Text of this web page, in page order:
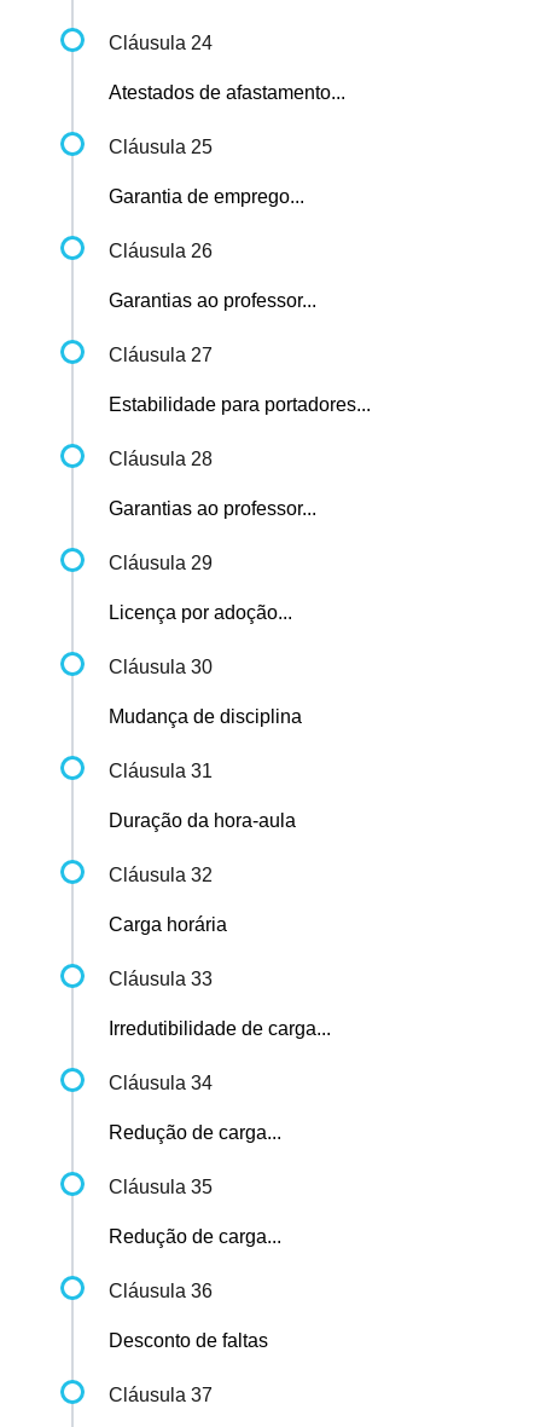
Cláusula 24
Atestados de afastamento...
Cláusula 25
Garantia de emprego...
Cláusula 26
Garantias ao professor...
Cláusula 27
Estabilidade para portadores...
Cláusula 28
Garantias ao professor...
Cláusula 29
Licença por adoção...
Cláusula 30
Mudança de disciplina
Cláusula 31
Duração da hora-aula
Cláusula 32
Carga horária
Cláusula 33
Irredutibilidade de carga...
Cláusula 34
Redução de carga...
Cláusula 35
Redução de carga...
Cláusula 36
Desconto de faltas
Cláusula 37